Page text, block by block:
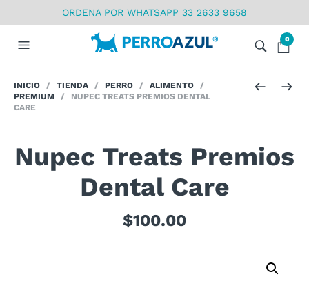
ORDENA POR WHATSAPP 33 2633 9658
0
INICIO / TIENDA / PERRO / ALIMENTO /
PREMIUM / NUPEC TREATS PREMIOS DENTAL
CARE
Nupec Treats Premios
Dental Care
$100.00